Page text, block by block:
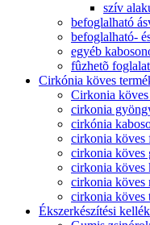
szív
befoglalható
befoglalható-
egyéb
fûzhetõ
Cirkónia köves
Cirkonia
cirkonia
cirkónia
cirkonia köves
cirkonia köves
cirkonia köves
cirkonia köves
cirkonia köves
Ékszerkészítési kellék